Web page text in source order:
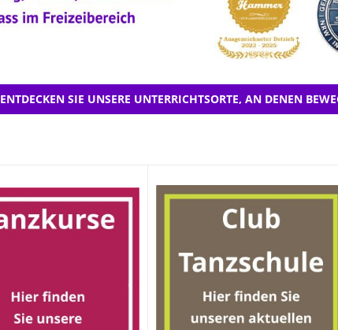
ENTDECKEN SIE UNSERE UNTERRICHTSORTE, AN DENEN